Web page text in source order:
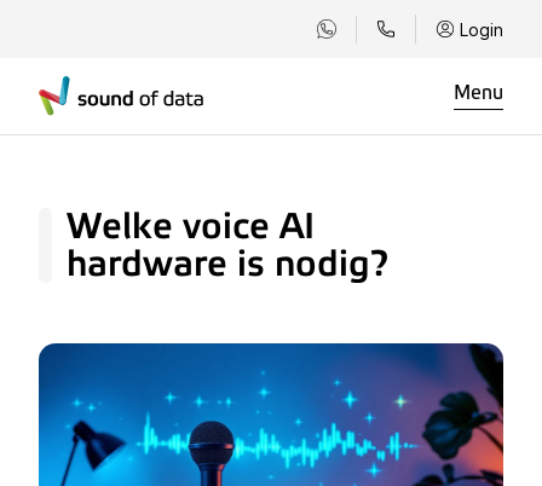
Login
Menu
Welke voice AI
hardware is nodig?